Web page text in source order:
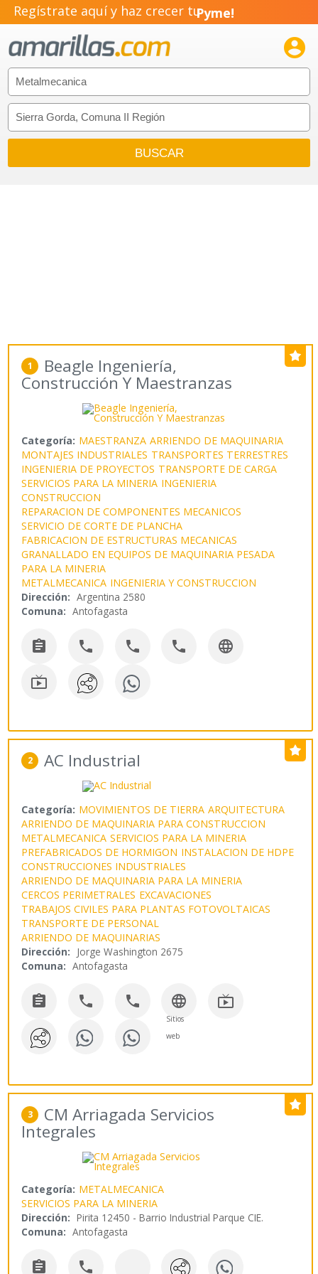
Regístrate aquí y haz crecer tuPyme!
Emprendimiento!

1 Beagle Ingeniería,
Construcción Y Maestranzas
Categoría: MAESTRANZA ARRIENDO DE MAQUINARIA
MONTAJES INDUSTRIALES TRANSPORTES TERRESTRES
INGENIERIA DE PROYECTOS TRANSPORTE DE CARGA
SERVICIOS PARA LA MINERIA INGENIERIA
CONSTRUCCION
REPARACION DE COMPONENTES MECANICOS
SERVICIO DE CORTE DE PLANCHA
FABRICACION DE ESTRUCTURAS MECANICAS
GRANALLADO EN EQUIPOS DE MAQUINARIA PESADA
PARA LA MINERIA
METALMECANICA INGENIERIA Y CONSTRUCCION
Dirección: Argentina 2580
Comuna: Antofagasta
    

2 AC Industrial
Categoría: MOVIMIENTOS DE TIERRA ARQUITECTURA
ARRIENDO DE MAQUINARIA PARA CONSTRUCCION
METALMECANICA SERVICIOS PARA LA MINERIA
PREFABRICADOS DE HORMIGON INSTALACION DE HDPE
CONSTRUCCIONES INDUSTRIALES
ARRIENDO DE MAQUINARIA PARA LA MINERIA
CERCOS PERIMETRALES EXCAVACIONES
TRABAJOS CIVILES PARA PLANTAS FOTOVOLTAICAS
TRANSPORTE DE PERSONAL
ARRIENDO DE MAQUINARIAS
Dirección: Jorge Washington 2675
Comuna: Antofagasta
   
Sitios
web

3 CM Arriagada Servicios
Integrales
Categoría: METALMECANICA
SERVICIOS PARA LA MINERIA
Dirección: Pirita 12450 - Barrio Industrial Parque CIE.
Comuna: Antofagasta
 